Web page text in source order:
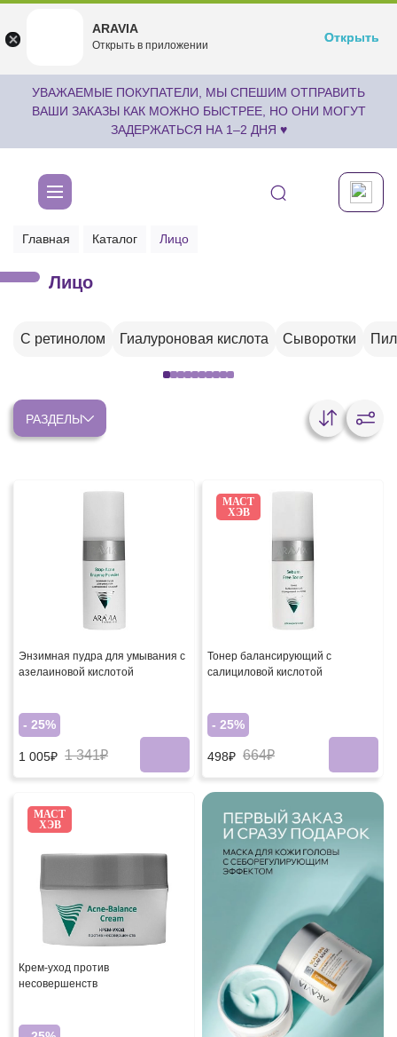
undefined
Бесплатноru.aravia.new
Открыть
УВАЖАЕМЫЕ ПОКУПАТЕЛИ, МЫ СПЕШИМ ОТПРАВИТЬ
ВАШИ ЗАКАЗЫ КАК МОЖНО БЫСТРЕЕ, НО ОНИ МОГУТ
ЗАДЕРЖАТЬСЯ НА 1–2 ДНЯ ♥
Главная Каталог Лицо
Лицо
С ретинолом Гиалуроновая кислота Сыворотки
РАЗДЕЛЫ
Энзимная пудра для умывания с
азелаиновой кислотой
- 25%
1 005₽ 1 341₽
МАСТ
ХЭВ
Тонер балансирующий с
салициловой кислотой
- 25%
498₽ 664₽
МАСТ
ХЭВ
Крем-уход против
несовершенств
ARAVIA
Открыть в приложении
Открыть